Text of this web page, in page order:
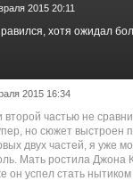
2015 20:11
хотя ожидал
2015 16:34
второй частью не
но сюжет выстроен
двух частей, я уже
Мать ростила Джона
он успел стать